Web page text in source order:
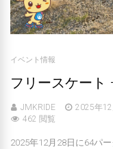
イベント情報
フリースケート
JMKRIDE 2025年12
462 閲覧
2025年12月28日に64パ